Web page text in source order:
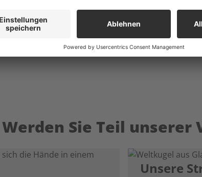
Mobilität, Flexibilität, Komfort und
Tankstellenpartner an unserer Erfolgsgeschichte
Werden Sie Teil unserer
Unsere